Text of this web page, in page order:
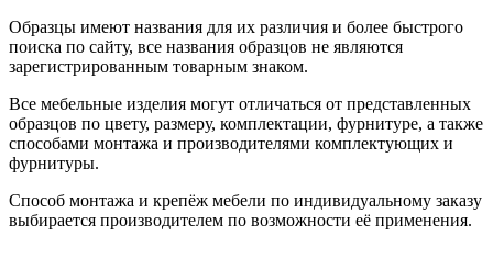
Образцы имеют названия для их различия и более быстрого
поиска по сайту, все названия образцов не являются
зарегистрированным товарным знаком.
Все мебельные изделия могут отличаться от представленных
образцов по цвету, размеру, комплектации, фурнитуре, а также
способами монтажа и производителями комплектующих и
фурнитуры.
Способ монтажа и крепёж мебели по индивидуальному заказу
выбирается производителем по возможности её применения.